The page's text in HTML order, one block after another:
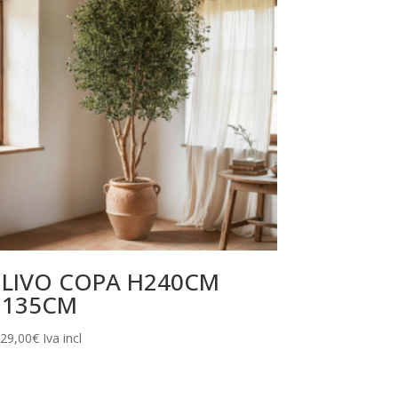
COPA H240CM
€ Iva incl